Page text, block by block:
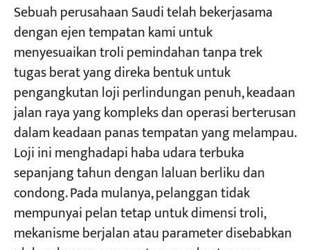
Projek
Blog
Berita
Permohonan
Tentang kita
Hubungi Kami
Sebuah perusahaan Saudi telah bekerjasama
dengan ejen tempatan kami untuk
menyesuaikan troli pemindahan tanpa trek
tugas berat yang direka bentuk untuk
pengangkutan loji perlindungan penuh, keadaan
jalan raya yang kompleks dan operasi berterusan
dalam keadaan panas tempatan yang melampau.
Loji ini menghadapi haba udara terbuka
sepanjang tahun dengan laluan berliku dan
condong. Pada mulanya, pelanggan tidak
mempunyai pelan tetap untuk dimensi troli,
mekanisme berjalan atau parameter disebabkan